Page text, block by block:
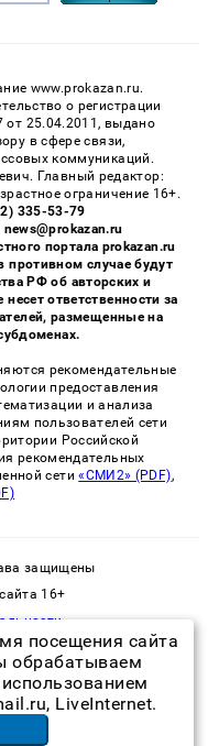
www.prokazan.ru.
о регистрации
25.04.2011, выдано
в сфере связи,
коммуникаций.
Главный редактор:
ограничение 16+.
335-53-79
портала prokazan.ru
противном случае будут
РФ об авторских и
ответственности за
размещенные на
рекомендательные
предоставления
и анализа
пользователей сети
Российской
рекомендательных
сети«СМИ2» (PDF),
защищены
16+
и навсегда
посещения сайта
обрабатываем
LiveInternet.